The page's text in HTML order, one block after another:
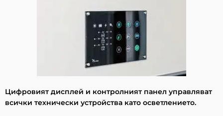
Цифровият дисплей и контролният панел управляват
всички технически устройства като осветлението.